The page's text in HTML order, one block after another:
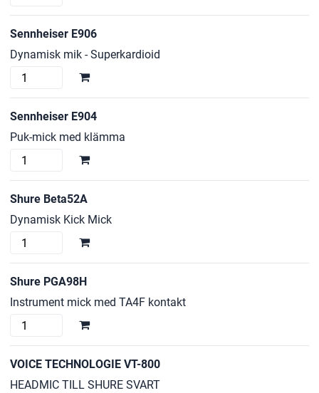
mängd
Sennheiser E906
Dynamisk mik - Superkardioid
Sennheiser
mängd
Sennheiser E904
Puk-mick med klämma
Sennheiser
mängd
Shure Beta52A
Dynamisk Kick Mick
Shure
mängd
Shure PGA98H
Instrument mick med TA4F kontakt
Shure
mängd
VOICE TECHNOLOGIE VT-800
HEADMIC TILL SHURE SVART